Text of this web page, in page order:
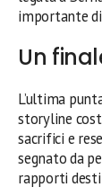
importante
Un
L’ultima
storyline
sacrifici e
segnato da
rapporti